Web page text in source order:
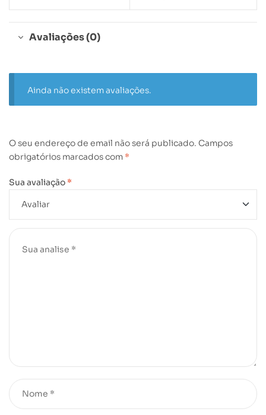
Avaliações (0)
Ainda não existem avaliações.
O seu endereço de email não será publicado. Campos
obrigatórios marcados com *
Sua avaliação *